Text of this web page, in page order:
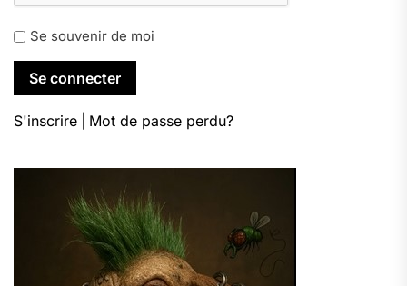
Se souvenir de moi
S'inscrire Mot de passe perdu?